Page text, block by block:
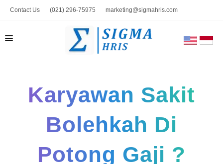
Contact Us (021) 296-75975 marketing@sigmahris.com
PRODUK
HUBUNGI KAMI
Karyawan Sakit
Bolehkah Di
Potong Gaji ?